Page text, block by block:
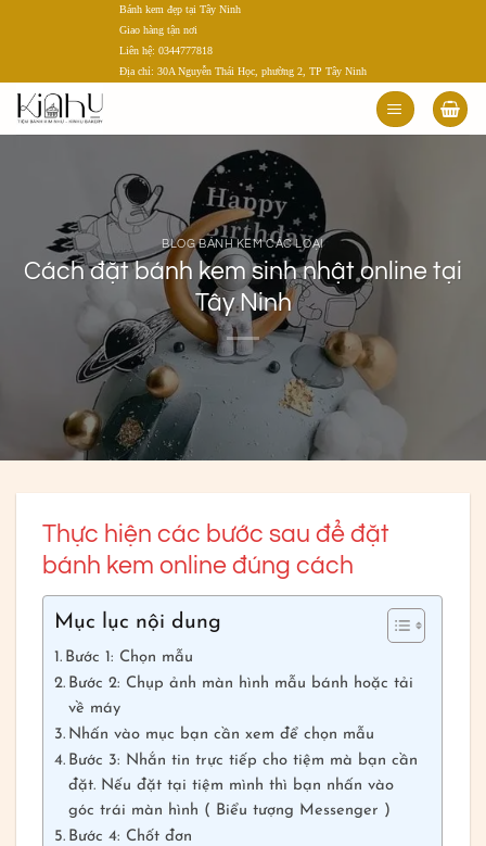
dung
Bánh kem đẹp tại Tây Ninh
Giao hàng tận nơi
Liên hệ: 0344777818
Địa chỉ: 30A Nguyễn Thái Học, phường 2, TP Tây Ninh
BLOG BÁNH KEM CÁC LOẠI
Cách đặt bánh kem sinh nhật online tại
Tây Ninh
Thực hiện các bước sau để đặt
bánh kem online đúng cách
Mục lục nội dung
Bước 1: Chọn mẫu
Bước 2: Chụp ảnh màn hình mẫu bánh hoặc tải
về máy
Nhấn vào mục bạn cần xem để chọn mẫu
Bước 3: Nhắn tin trực tiếp cho tiệm mà bạn cần
đặt. Nếu đặt tại tiệm mình thì bạn nhấn vào
góc trái màn hình ( Biểu tượng Messenger )
Bước 4: Chốt đơn